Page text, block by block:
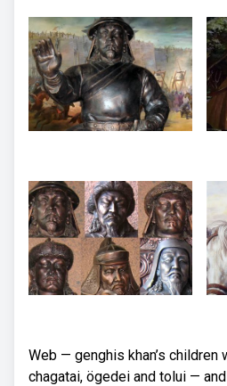
Web — genghis khan’s children
chagatai, ögedei and tolui —